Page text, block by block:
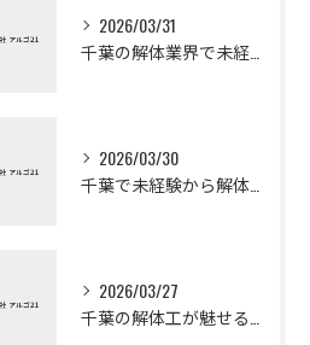
2026/03/31
2026/03/30
2026/03/27